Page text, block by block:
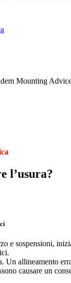
l’usura?
e sospensioni,
Un allineamento
causare un